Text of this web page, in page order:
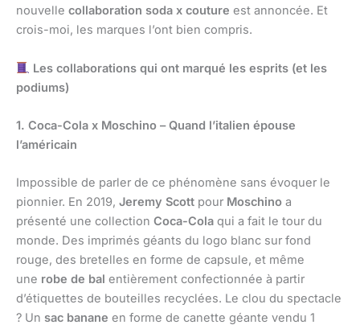
nouvelle collaboration soda x couture est annoncée. Et
crois-moi, les marques l’ont bien compris.
Les collaborations qui ont marqué les esprits (et les
podiums)
1. Coca-Cola x Moschino – Quand l’italien épouse
l’américain
Impossible de parler de ce phénomène sans évoquer le
pionnier. En 2019, Jeremy Scott pour Moschino a
présenté une collection Coca-Cola qui a fait le tour du
monde. Des imprimés géants du logo blanc sur fond
rouge, des bretelles en forme de capsule, et même
une robe de bal entièrement confectionnée à partir
d’étiquettes de bouteilles recyclées. Le clou du spectacle
? Un sac banane en forme de canette géante vendu 1